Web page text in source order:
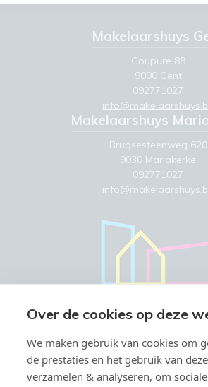
Makelaarshuys
Coupure 88
9000 Gent
092771027
Makelaarshuys
Brugsesteenweg 620
9030 Mariakerke
092771027
Over de cookies op deze
We maken gebruik van cookies om
de prestaties en het gebruik van
verzamelen & analyseren, om sociale